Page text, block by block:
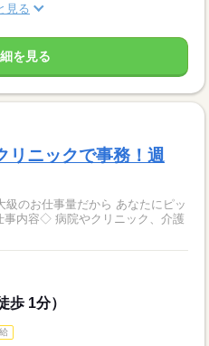
見る
を見る
リニックで事務！週
級のお仕事量だから あなたにピッ
歩 1分）